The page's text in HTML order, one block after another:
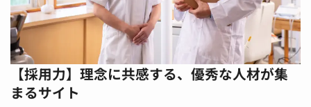
【採用力】理念に共感する、優秀な人材が集
まるサイト